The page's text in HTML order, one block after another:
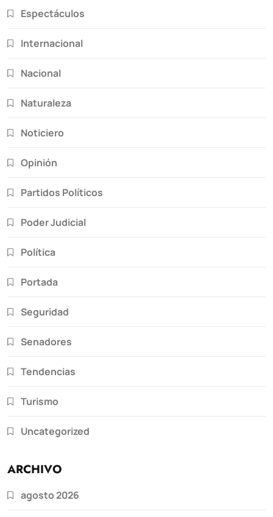
Espectáculos
Internacional
Nacional
Naturaleza
Noticiero
Opinión
Partidos Políticos
Poder Judicial
Política
Portada
Seguridad
Senadores
Tendencias
Turismo
Uncategorized
ARCHIVO
agosto 2026